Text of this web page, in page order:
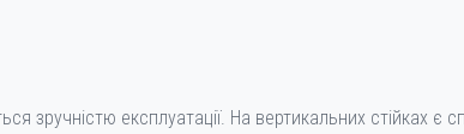
зручністю експлуатації. На вертикальних стійках